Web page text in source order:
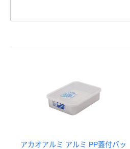
アカオアルミ アルミ PP蓋付バッ